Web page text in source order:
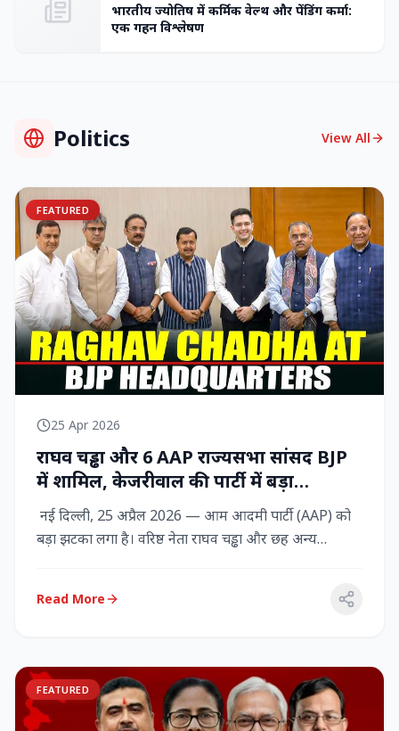
भारतीय ज्योतिष में कर्मिक वेल्थ और पेंडिंग कर्मा:
एक गहन विश्लेषण
Politics View All
FEATURED
25 Apr 2026
राघव चड्ढा और 6 AAP राज्‍यसभा सांसद BJP
में शामिल, केजरीवाल की पार्टी में बड़ा
राजनीतिक विद्रोह
नई दिल्ली, 25 अप्रैल 2026 — आम आदमी पार्टी (AAP) को
बड़ा झटका लगा है। वरिष्ठ नेता राघव चड्ढा और छह अन्य
Read More
FEATURED